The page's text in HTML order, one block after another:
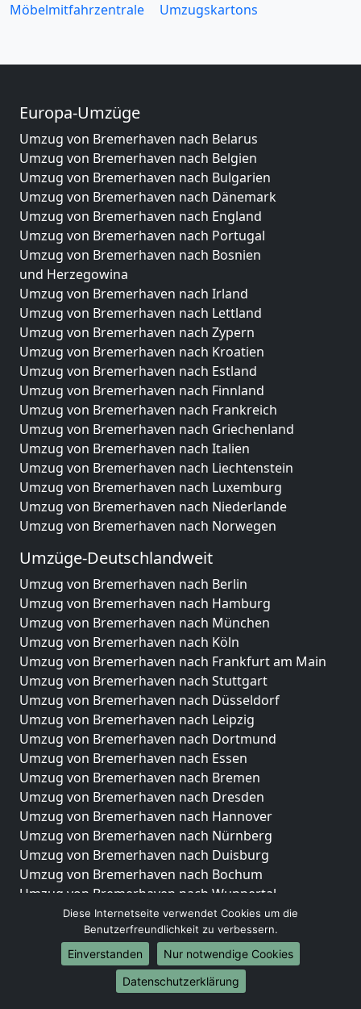
Möbelmitfahrzentrale
Umzugskartons
Europa-Umzüge
Umzug von Bremerhaven nach Belarus
Umzug von Bremerhaven nach Belgien
Umzug von Bremerhaven nach Bulgarien
Umzug von Bremerhaven nach Dänemark
Umzug von Bremerhaven nach England
Umzug von Bremerhaven nach Portugal
Umzug von Bremerhaven nach Bosnien
und Herzegowina
Umzug von Bremerhaven nach Irland
Umzug von Bremerhaven nach Lettland
Umzug von Bremerhaven nach Zypern
Umzug von Bremerhaven nach Kroatien
Umzug von Bremerhaven nach Estland
Umzug von Bremerhaven nach Finnland
Umzug von Bremerhaven nach Frankreich
Umzug von Bremerhaven nach Griechenland
Umzug von Bremerhaven nach Italien
Umzug von Bremerhaven nach Liechtenstein
Umzug von Bremerhaven nach Luxemburg
Umzug von Bremerhaven nach Niederlande
Umzug von Bremerhaven nach Norwegen
Umzüge-Deutschlandweit
Umzug von Bremerhaven nach Berlin
Umzug von Bremerhaven nach Hamburg
Umzug von Bremerhaven nach München
Umzug von Bremerhaven nach Köln
Umzug von Bremerhaven nach Frankfurt am Main
Umzug von Bremerhaven nach Stuttgart
Umzug von Bremerhaven nach Düsseldorf
Umzug von Bremerhaven nach Leipzig
Umzug von Bremerhaven nach Dortmund
Umzug von Bremerhaven nach Essen
Umzug von Bremerhaven nach Bremen
Umzug von Bremerhaven nach Dresden
Umzug von Bremerhaven nach Hannover
Umzug von Bremerhaven nach Nürnberg
Umzug von Bremerhaven nach Duisburg
Umzug von Bremerhaven nach Bochum
Umzug von Bremerhaven nach Wuppertal
Umzug von Bremerhaven nach Bielefeld
Umzug von Bremerhaven nach Bonn
Umzug von Bremerhaven nach Münster
Internationale-Umzüge
Diese Internetseite verwendet Cookies um die
Benutzerfreundlichkeit zu verbessern.
Einverstanden
Nur notwendige Cookies
Datenschutzerklärung